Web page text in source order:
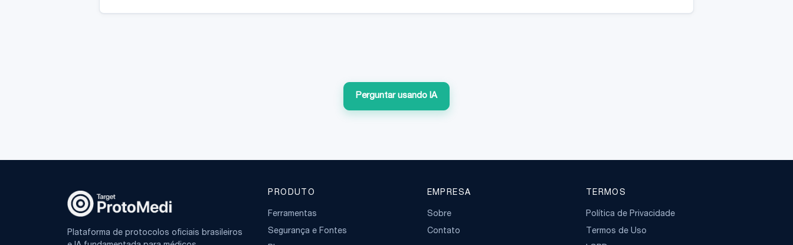
Perguntar usando IA
Plataforma de protocolos oficiais brasileiros
PRODUTO
Ferramentas
Segurança e Fontes
EMPRESA
Sobre
Contato
TERMOS
Política de Privacidade
Termos de Uso